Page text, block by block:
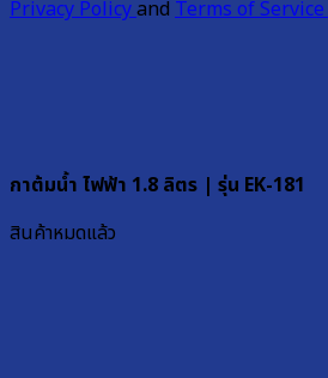
Privacy Policyand Terms of Service
กาต้มน้ำ ไฟฟ้า 1.8 ลิตร | รุ่น EK-181
สินค้าหมดแล้ว